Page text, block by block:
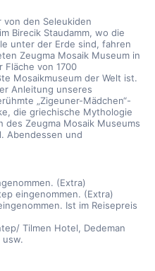
von den Seleukiden
Birecik Staudamm, wo die
unter der Erde sind, fahren
Zeugma Mosaik Museum in
Fläche von 1700
Mosaikmuseum der Welt ist.
Anleitung unseres
„Zigeuner-Mädchen“-
die griechische Mythologie
des Zeugma Mosaik Museums
Abendessen und
(Extra)
eingenommen. (Extra)
Ist im Reisepreis
Tilmen Hotel, Dedeman
usw.